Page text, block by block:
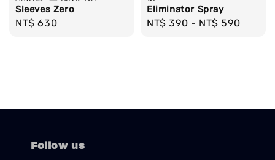
Sleeves Zero
Regular
NT$ 630
Eliminator Spray
Regular
NT$ 390 - NT$ 590
Follow us